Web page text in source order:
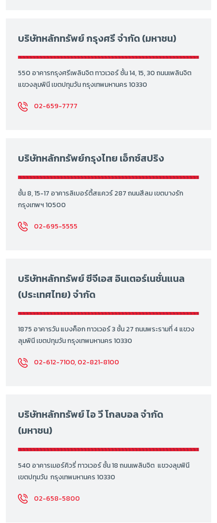
บริษัทหลักทรัพย์ กรุงศรี จำกัด (มหาชน)
550 อาคารกรุงศรีเพลินจิต ทาวเวอร์ ชั้น 14, 15, 30 ถนนเพลินจิต
แขวงลุมพินี เขตปทุมวัน กรุงเทพมหานคร 10330
02-659-7777
บริษัทหลักทรัพย์กรุงไทย เอ็กซ์สปริง
ชั้น 8, 15-17 อาคารลิเบอร์ตี้สแควร์ 287 ถนนสีลม เขตบางรัก
กรุงเทพฯ 10500
02-695-5555
บริษัทหลักทรัพย์ ซีจีเอส อินเตอร์เนชั่นแนล
(ประเทศไทย) จำกัด
1875 อาคารวัน แบงค็อก ทาวเวอร์ 3 ชั้น 27 ถนนพระรามที่ 4 แขวง
ลุมพินี เขตปทุมวัน กรุงเทพมหานคร 10330
02-612-7100, 02-821-8100
บริษัทหลักทรัพย์ ไอ วี โกลบอล จำกัด
(มหาชน)
540 อาคารเมอร์คิวรี่ ทาวเวอร์ ชั้น 18 ถนนเพลินจิต แขวงลุมพินี
เขตปทุมวัน กรุงเทพมหานคร 10330
02-658-5800